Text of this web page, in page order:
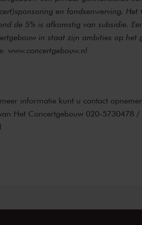
en fondsenwerving. Het
de 5% is afkomstig van subsidie.
in staat zijn ambities op het
www.concertgebouw.nl
informatie kunt u contact
Het Concertgebouw 020-5730478